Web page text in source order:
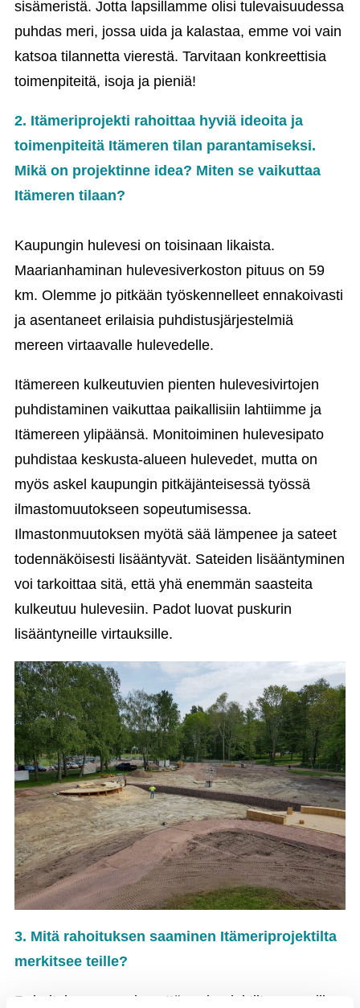
sisämeristä. Jotta lapsillamme olisi tulevaisuudessa
puhdas meri, jossa uida ja kalastaa, emme voi vain
katsoa tilannetta vierestä. Tarvitaan konkreettisia
toimenpiteitä, isoja ja pieniä!
2. Itämeriprojekti rahoittaa hyviä ideoita ja
toimenpiteitä Itämeren tilan parantamiseksi.
Mikä on projektinne idea? Miten se vaikuttaa
Itämeren tilaan?
Kaupungin hulevesi on toisinaan likaista.
Maarianhaminan hulevesiverkoston pituus on 59
km. Olemme jo pitkään työskennelleet ennakoivasti
ja asentaneet erilaisia puhdistusjärjestelmiä
mereen virtaavalle hulevedelle.
Itämereen kulkeutuvien pienten hulevesivirtojen
puhdistaminen vaikuttaa paikallisiin lahtiimme ja
Itämereen ylipäänsä. Monitoiminen hulevesipato
puhdistaa keskusta-alueen hulevedet, mutta on
myös askel kaupungin pitkäjänteisessä työssä
ilmastomuutokseen sopeutumisessa.
Ilmastonmuutoksen myötä sää lämpenee ja sateet
todennäköisesti lisääntyvät. Sateiden lisääntyminen
voi tarkoittaa sitä, että yhä enemmän saasteita
kulkeutuu hulevesiin. Padot luovat puskurin
lisääntyneille virtauksille.
3. Mitä rahoituksen saaminen Itämeriprojektilta
merkitsee teille?
Rahoituksen saaminen Itämeriprojektilta on meille